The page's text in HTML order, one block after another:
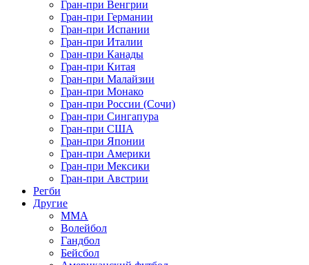
Гран-при Венгрии
Гран-при Германии
Гран-при Испании
Гран-при Италии
Гран-при Канады
Гран-при Китая
Гран-при Малайзии
Гран-при Монако
Гран-при России (Сочи)
Гран-при Сингапура
Гран-при США
Гран-при Японии
Гран-при Америки
Гран-при Мексики
Гран-при Австрии
Регби
Другие
MMA
Волейбол
Гандбол
Бейсбол